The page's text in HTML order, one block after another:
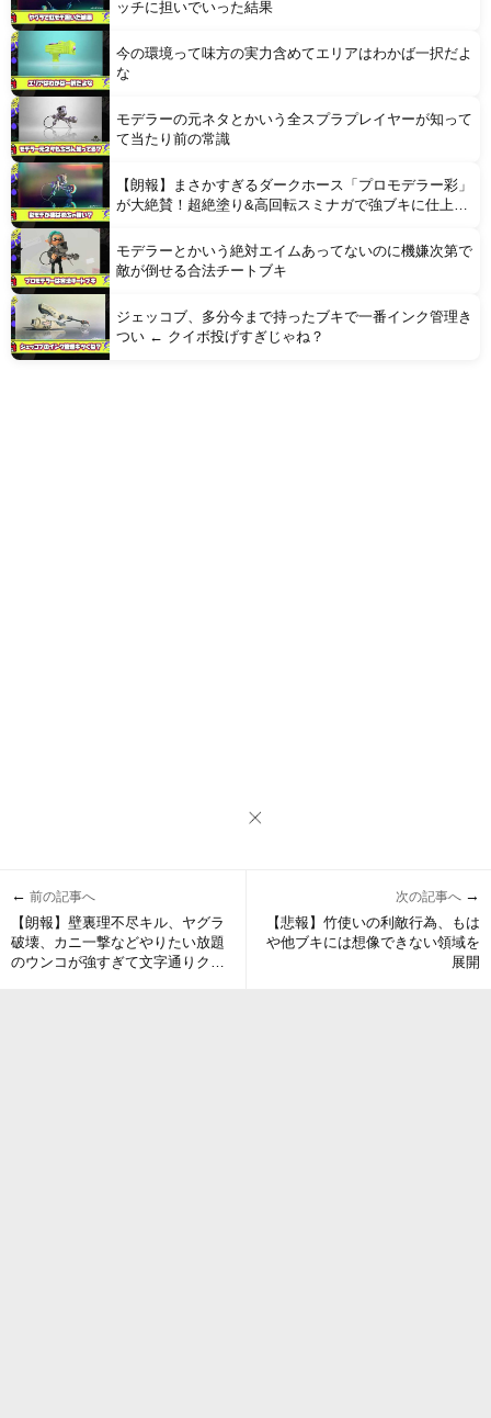
ッチに担いでいった結果
今の環境って味方の実力含めてエリアはわかば一択だよ
な
モデラーの元ネタとかいう全スプラプレイヤーが知って
て当たり前の常識
【朗報】まさかすぎるダークホース「プロモデラー彩」
が大絶賛！超絶塗り&高回転スミナガで強ブキに仕上が
モデラーとかいう絶対エイムあってないのに機嫌次第で
敵が倒せる合法チートブキ
ジェッコブ、多分今まで持ったブキで一番インク管理き
つい ← クイボ投げすぎじゃね？
← 前の記事へ
【朗報】壁裏理不尽キル、ヤグラ
破壊、カニ一撃などやりたい放題
のウンコが強すぎて文字通りクソ
次の記事へ →
【悲報】竹使いの利敵行為、もは
や他ブキには想像できない領域を
展開